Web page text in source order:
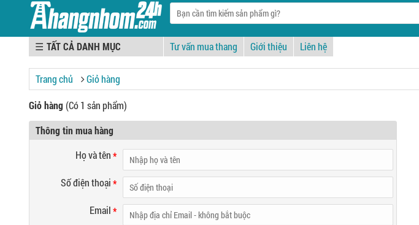
☰ Tư vấn mua thang Giới thiệu Liên hệ
Trang chủ Giỏ hàng
Giỏ hàng (Có 1 sản phẩm)
Thông tin mua hàng
Họ và tên*
Số điện thoại*
Email*